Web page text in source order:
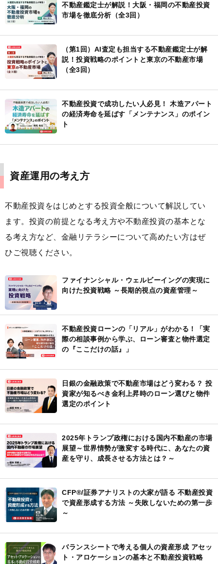
不動産鑑定士が解説！大阪・福岡の不動産投資
市場を徹底分析（全3回）
（第1回）AI査定も担当する不動産鑑定士が解
説！投資戦略のポイントと東京の不動産市場
（全3回）
不動産投資で成功したい人必見！ 木造アパート
の経済寿命を延ばす「メンテナンス」のポイン
ト
資産運用の考え方
不動産投資をはじめとする投資全般について解説してい
ます。投資の前提となる考え方や不動産投資の基本とな
る考え方など、金融リテラシーについて高めたい方はぜ
ひご視聴ください。
ファイナンシャル・ウェルビーイングの実現に
向けた投資戦略 ～長期的視点の資産管理～
不動産投資ローンの「リアル」がわかる！「実
際の相談事例から学ぶ、ローン審査と物件選定
の『ここだけの話』」
日銀の金融政策で不動産市場はどう変わる？ 投
資家が知るべき金利上昇時のローン選びと物件
選定のポイント
2025年トランプ政権における国内不動産の市場
展望～世界情勢が激変する時代に、あなたの資
産を守り、成長させる方法とは？～
CFP®︎/証券アナリストの大家が語る 不動産投資
で資産形成する方法 ～失敗しないための第一歩
～
バランスシートで考える個人の資産形成 アセッ
ト・アロケーションの基本と不動産投資戦略